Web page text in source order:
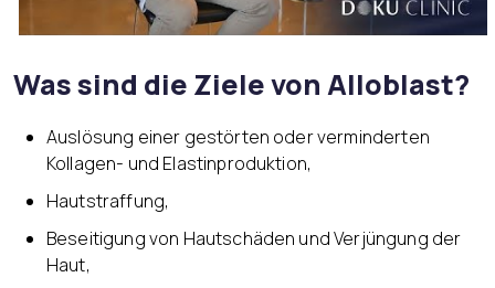
Was sind die Ziele von Alloblast?
Auslösung einer gestörten oder verminderten
Kollagen- und Elastinproduktion,
Hautstraffung,
Beseitigung von Hautschäden und Verjüngung der
Haut,